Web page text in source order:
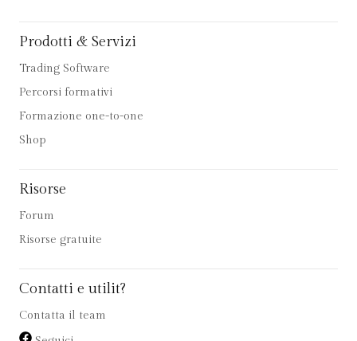
Prodotti & Servizi
Trading Software
Percorsi formativi
Formazione one-to-one
Shop
Risorse
Forum
Risorse gratuite
Contatti e utilit?
Contatta il team